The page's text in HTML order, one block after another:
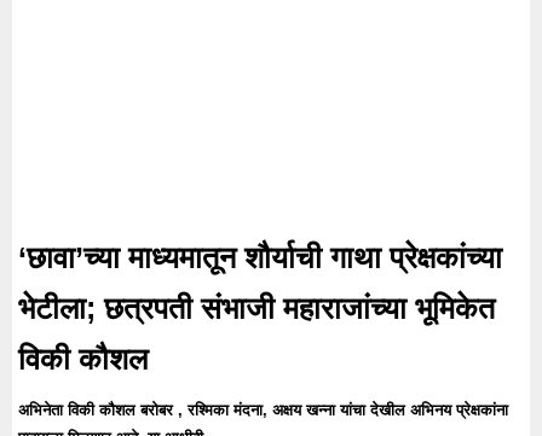
‘छावा’च्या माध्यमातून शौर्याची गाथा प्रेक्षकांच्या
भेटीला; छत्रपती संभाजी महाराजांच्या भूमिकेत
विकी कौशल
अभिनेता विकी कौशल बरोबर , रश्मिका मंदना, अक्षय खन्ना यांचा देखील अभिनय प्रेक्षकांना